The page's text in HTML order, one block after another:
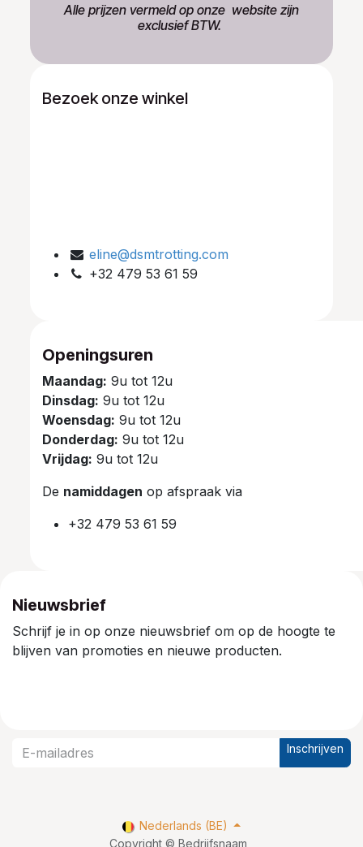
​Alle prijzen vermeld op onze ​website zijn
exclusief BTW.
Bezoek onze winkel
eline@dsmtrotting.com
+32 479 53 61 59
Openingsuren
Maandag: 9u tot 12u
Dinsdag: 9u tot 12u
Woensdag: 9u tot 12u
Donderdag: 9u tot 12u
Vrijdag: 9u tot 12u
De namiddagen op afspraak via
+32 479 53 61 59
Nieuwsbrief
Schrijf je in op onze nieuwsbrief om op de hoogte te
blijven van promoties en nieuwe producten.
Inschrijven
Copyright © Bedrijfsnaam
Nederlands (BE)